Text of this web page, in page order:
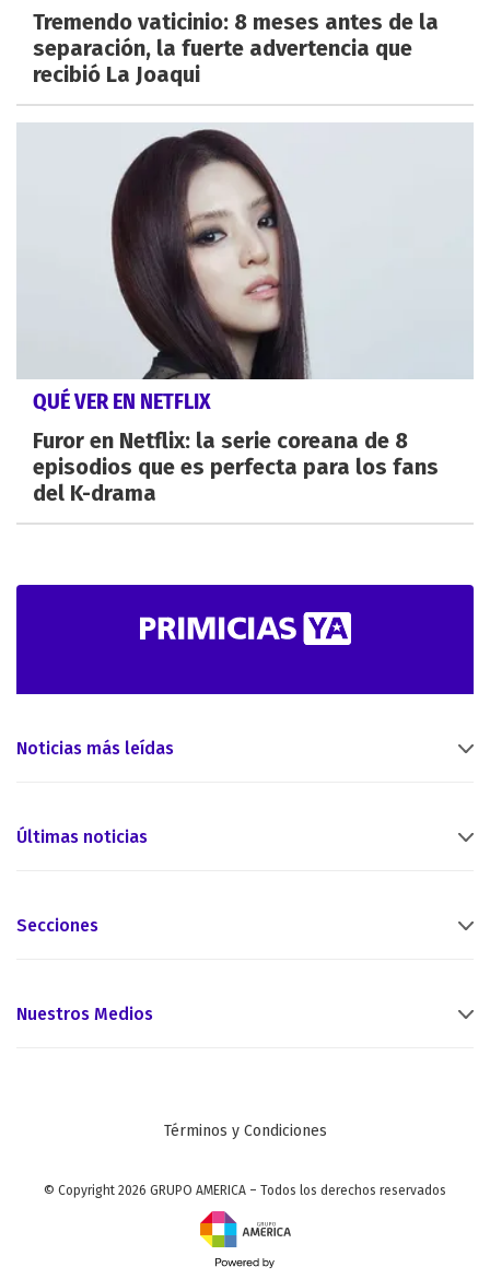
Tremendo vaticinio: 8 meses antes de la
separación, la fuerte advertencia que
recibió La Joaqui
QUÉ VER EN NETFLIX
Furor en Netflix: la serie coreana de 8
episodios que es perfecta para los fans
del K-drama
Noticias más leídas
Últimas noticias
Secciones
Nuestros Medios
Términos y Condiciones
© Copyright 2026 GRUPO AMERICA – Todos los derechos reservados